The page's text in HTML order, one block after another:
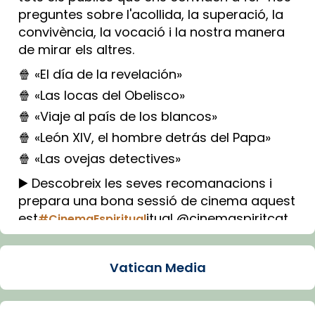
preguntes sobre l'acollida, la superació, la
convivència, la vocació i la nostra manera
de mirar els altres.
🍿 «El día de la revelación»
🍿 «Las locas del Obelisco»
🍿 «Viaje al país de los blancos»
🍿 «León XIV, el hombre detrás del Papa»
🍿 «Las ovejas detectives»
▶️ Descobreix les seves recomanacions i
prepara una bona sessió de cinema aquest
est#CinemaEspiritualitual @cinemaspiritcat
Imatge: Generada amb IA (OpenAI)
Vatican Media